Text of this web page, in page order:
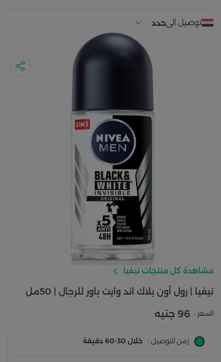
توصيل الىحدد
مشاهدة كل منتجات نيفيا
نيفيا | رول أون بلاك اند وايت باور للرجال | 50مل
السعر : 96 جنيه
زمن التوصيل : خلال 30-60 دقيقة